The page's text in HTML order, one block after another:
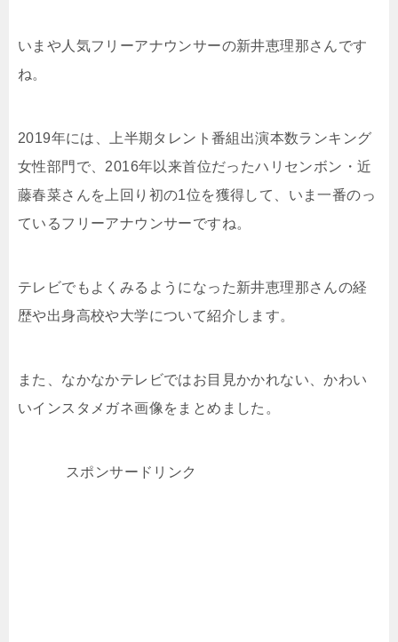
いまや人気フリーアナウンサーの新井恵理那さんです
ね。
2019年には、上半期タレント番組出演本数ランキング
女性部門で、2016年以来首位だったハリセンボン ・近
藤春菜さんを上回り初の1位を獲得して、いま一番のっ
ているフリーアナウンサーですね。
テレビでもよくみるようになった新井恵理那さんの経
歴や出身高校や大学について紹介します。
また、なかなかテレビではお目見かかれない、かわい
いインスタメガネ画像をまとめました。
スポンサードリンク